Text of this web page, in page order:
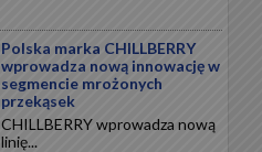
Polska marka CHILLBERRY
wprowadza nową innowację w
segmencie mrożonych
przekąsek
CHILLBERRY wprowadza nową
linię...